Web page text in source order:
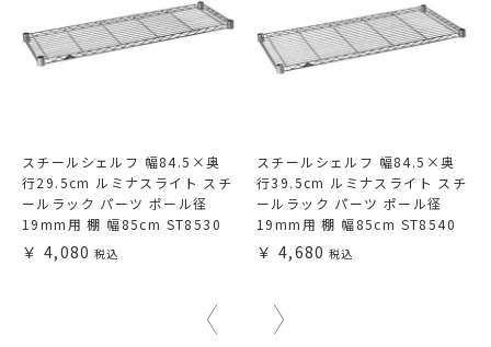
スチールシェルフ 幅84.5×奥
行29.5cm ルミナスライト スチ
ールラック パーツ ポール径
19mm用 棚 幅85cm ST8530
4,080
スチールシェルフ 幅84.5×奥
行39.5cm ルミナスライト スチ
ールラック パーツ ポール径
19mm用 棚 幅85cm ST8540
4,680